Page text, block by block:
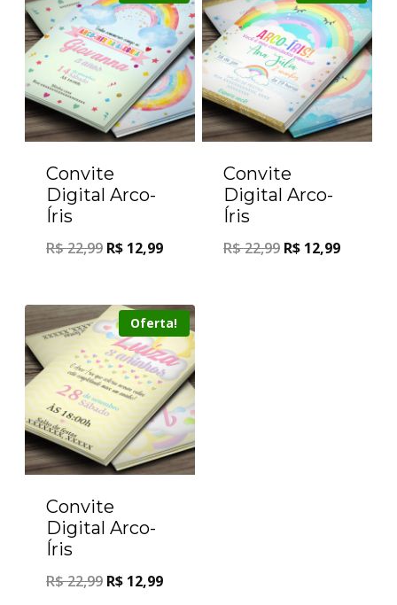
Convite
Digital Arco-
Íris
R$22,99 R$ 12,99
Convite
Digital Arco-
Íris
R$22,99 R$ 12,99
Oferta!
Convite
Digital Arco-
Íris
R$22,99 R$ 12,99